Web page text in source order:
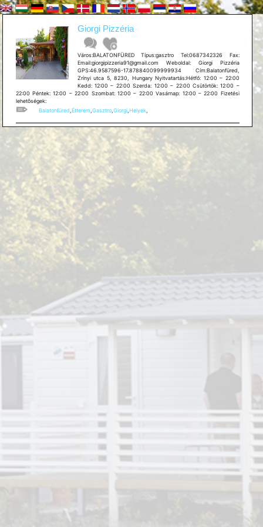
Giorgi Pizzéria
Város:BALATONFÜRED Típus:gasztro Tel:0687342326 Fax:
Email:giorgipizzeria91@gmail.com Weboldal: Giorgi Pizzéria
GPS:46.9587596-17.878840099999934 Cím:Balatonfüred,
Zrínyi utca 5, 8230, Hungary Nyitvatartás:Hétfő: 12:00 – 22:00
Kedd: 12:00 – 22:00 Szerda: 12:00 – 22:00 Csütörtök: 12:00 –
22:00 Péntek: 12:00 – 22:00 Szombat: 12:00 – 22:00 Vasárnap: 12:00 – 22:00 Fizetési
lehetõségek:
Balatonfüred,Étterem,Gasztro,Giorgi,Helyek,